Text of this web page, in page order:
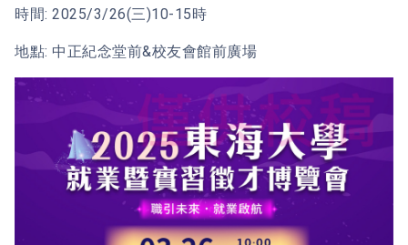
時間: 2025/3/26(三)10-15時
地點: 中正紀念堂前&校友會館前廣場